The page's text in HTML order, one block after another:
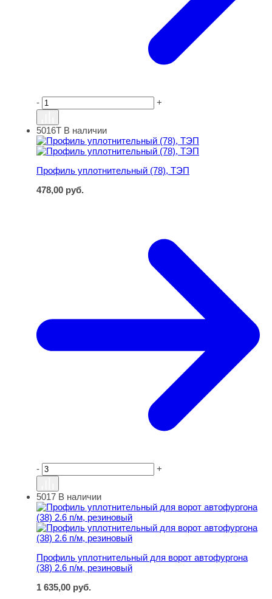
- +
Профиль уплотнительный (78), ТЭП
5016Т В наличии
Профиль уплотнительный (78), ТЭП
478,00 руб.
- +
Профиль уплотнительный для ворот автофургона (38)
5017 В наличии
Профиль уплотнительный для ворот автофургона
(38) 2.6 п/м, резиновый
1 635,00 руб.